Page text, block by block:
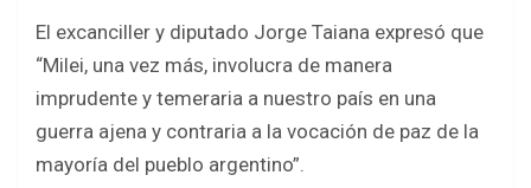
El excanciller y diputado Jorge Taiana expresó que
“Milei, una vez más, involucra de manera
imprudente y temeraria a nuestro país en una
guerra ajena y contraria a la vocación de paz de la
mayoría del pueblo argentino”.